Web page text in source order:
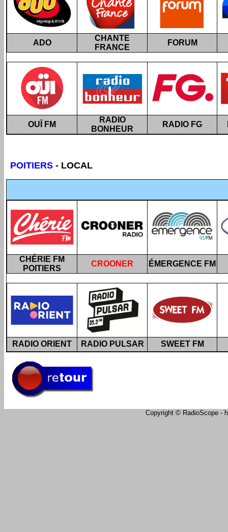
ADO
CHANTE
FRANCE
FORUM
OUÏ FM
RADIO
BONHEUR
RADIO FG
POITIERS - LOCAL
CHÉRIE FM
POITIERS
CROONER ÉMERGENCE FM
RADIO ORIENT RADIO PULSAR SWEET FM
Copyright © RadioScope -